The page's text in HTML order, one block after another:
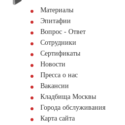
Материалы
Эпитафии
Вопрос - Ответ
Сотрудники
Сертификаты
Новости
Пресса о нас
Вакансии
Кладбища Москвы
Города обслуживания
Карта сайта